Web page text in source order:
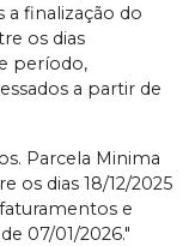
finalização do
os dias
período,
a partir de
Parcela Minima
os dias 18/12/2025
e
07/01/2026."